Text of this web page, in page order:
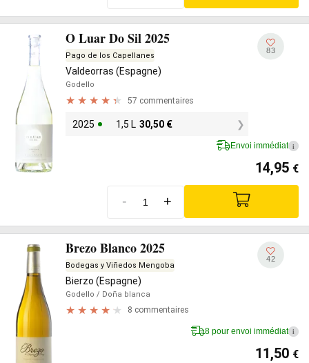
O Luar Do Sil 2025
Pago de los Capellanes
Valdeorras (Espagne)
Godello
57 commentaires
2025 1,5 L 30,50 €
83
Envoi immédiat i
14,95 €
- +
Brezo Blanco 2025
Bodegas y Viñedos Mengoba
Bierzo (Espagne)
Godello / Doña blanca
8 commentaires
42
8 pour envoi immédiat i
11,50 €